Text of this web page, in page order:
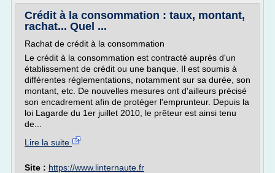
Crédit à la consommation : taux, montant,
rachat... Quel ...
Rachat de crédit à la consommation
Le crédit à la consommation est contracté auprès d'un
établissement de crédit ou une banque. Il est soumis à
différentes réglementations, notamment sur sa durée, son
montant, etc. De nouvelles mesures ont d'ailleurs précisé
son encadrement afin de protéger l'emprunteur. Depuis la
loi Lagarde du 1er juillet 2010, le prêteur est ainsi tenu
de...
Lire la suite
Site : https://www.linternaute.fr